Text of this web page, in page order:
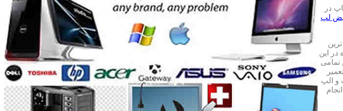
در
لپ
در این
تمامی
و الپ